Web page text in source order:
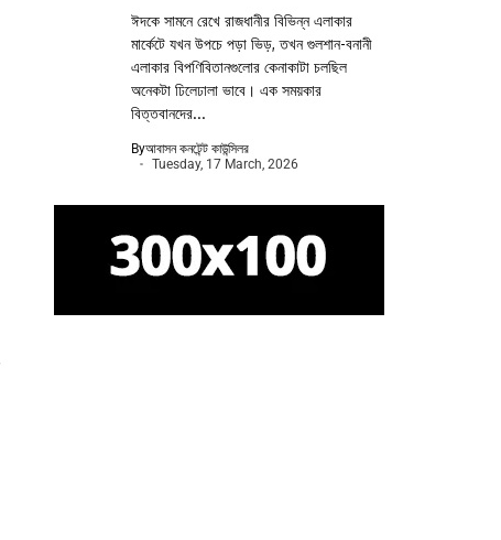
ঈদকে সামনে রেখে রাজধানীর বিভিন্ন এলাকার
মার্কেটে যখন উপচে পড়া ভিড়, তখন গুলশান-বনানী
এলাকার বিপণিবিতানগুলোর কেনাকাটা চলছিল
অনেকটা ঢিলেঢালা ভাবে। এক সময়কার
বিত্তবানদের...
Byআবাসন কনটেন্ট কাউন্সিলর
Tuesday, 17 March, 2026